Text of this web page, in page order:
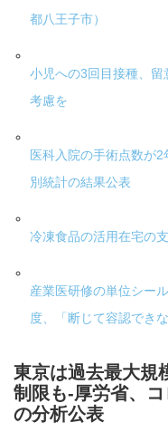
都八王子市）
小児への3回目接種、
考慮を
医科入院の手術点数が
別統計の結果公表
冷凍食品の活用在宅の
産業医研修の単位シー
度、「断じて容認できな
東京は過去最大規
制限も-厚労省、
の分析公表